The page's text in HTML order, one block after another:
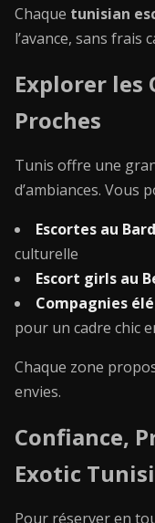
Chaque tunisian
l’avance, sans frais
Explorer les
Proches
Tunis offre une
d’ambiances. Vous
Escortes au
culturelle
Escort girls au
Compagnies
pour un cadre chic
Chaque zone
envies.
Confiance,
Exotic
Pour réserver en